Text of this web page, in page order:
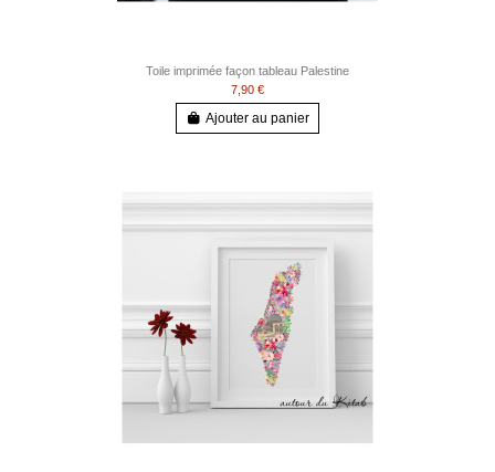
Toile imprimée façon tableau Palestine
7,90 €
Ajouter au panier